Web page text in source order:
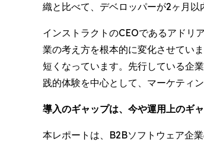
織と比べて、デベロッパーが2ヶ月以
インストラクトのCEOであるアド
業の考え方を根本的に変化させてい
短くなっています。先行している企
践的体験を中心として、マーケティ
導入のギャップは、今や運用上のギ
本レポートは、B2Bソフトウェア企